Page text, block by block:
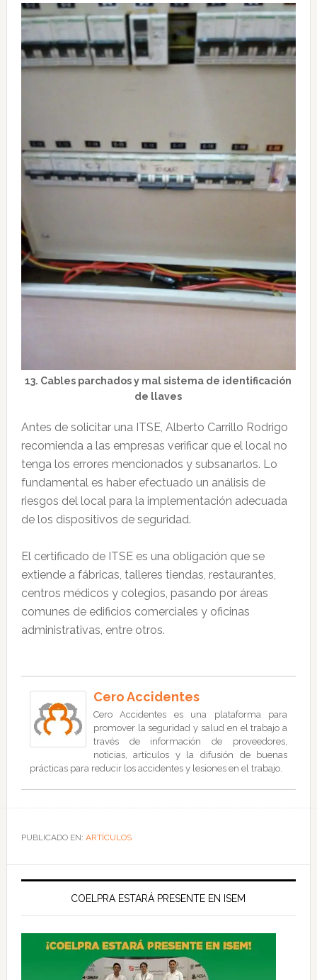
13. Cables parchados y mal sistema de identificación
de llaves
Antes de solicitar una ITSE, Alberto Carrillo Rodrigo
recomienda a las empresas verificar que el local no
tenga los errores mencionados y subsanarlos. Lo
fundamental es haber efectuado un análisis de
riesgos del local para la implementación adecuada
de los dispositivos de seguridad.
El certificado de ITSE es una obligación que se
extiende a fábricas, talleres tiendas, restaurantes,
centros médicos y colegios, pasando por áreas
comunes de edificios comerciales y oficinas
administrativas, entre otros.
Cero Accidentes
Cero Accidentes es una plataforma para
promover la seguridad y salud en el trabajo a
través de información de proveedores,
noticias, artículos y la difusión de buenas
prácticas para reducir los accidentes y lesiones en el trabajo.
PUBLICADO EN: ARTÍCULOS
COELPRA ESTARÁ PRESENTE EN ISEM